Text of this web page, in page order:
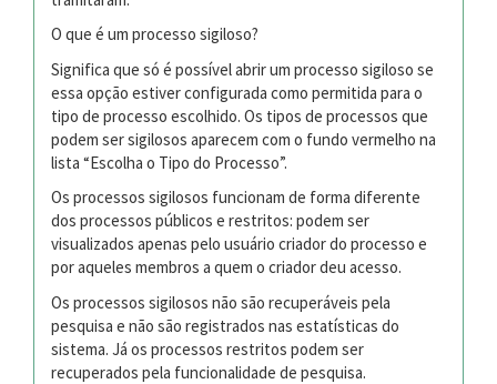
O que é um processo sigiloso?
Significa que só é possível abrir um processo sigiloso se
essa opção estiver configurada como permitida para o
tipo de processo escolhido. Os tipos de processos que
podem ser sigilosos aparecem com o fundo vermelho na
lista “Escolha o Tipo do Processo”.
Os processos sigilosos funcionam de forma diferente
dos processos públicos e restritos: podem ser
visualizados apenas pelo usuário criador do processo e
por aqueles membros a quem o criador deu acesso.
Os processos sigilosos não são recuperáveis pela
pesquisa e não são registrados nas estatísticas do
sistema. Já os processos restritos podem ser
recuperados pela funcionalidade de pesquisa.